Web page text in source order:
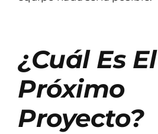
¿Cuál Es El
Próximo
Proyecto?